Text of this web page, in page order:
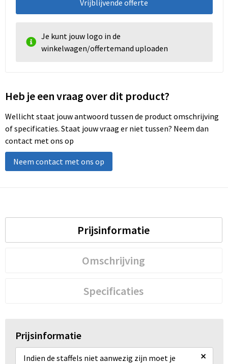
Vrijblijvende offerte
Je kunt jouw logo in de
winkelwagen/offertemand uploaden
Heb je een vraag over dit product?
Wellicht staat jouw antwoord tussen de product omschrijving
of specificaties. Staat jouw vraag er niet tussen? Neem dan
contact met ons op
Neem contact met ons op
Prijsinformatie
Omschrijving
Specificaties
Prijsinformatie
Indien de staffels niet aanwezig zijn moet je
×